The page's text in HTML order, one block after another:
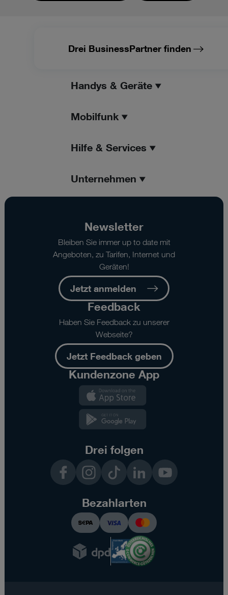
Drei BusinessPartner finden
Handys & Geräte
Mobilfunk
Hilfe & Services
Unternehmen
Newsletter
Bleiben Sie immer up to date mit
Angeboten, zu Tarifen, Internet und
Geräten!
Jetzt anmelden
Feedback
Haben Sie Feedback zu unserer
Webseite?
Jetzt Feedback geben
Kundenzone App
Drei folgen
InstagramTikTok LinkedInYouTube
Bezahlarten